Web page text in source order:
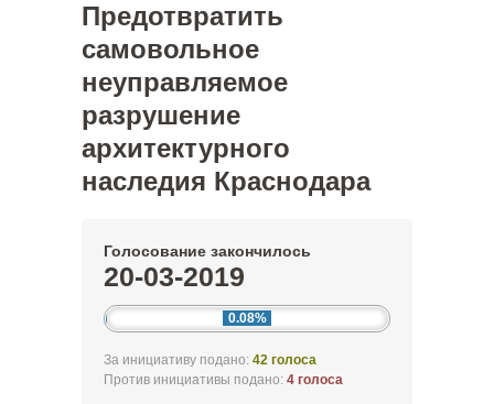
Предотвратить
самовольное
неуправляемое
разрушение
архитектурного
наследия Краснодара
Голосование закончилось
20-03-2019
0.08%
За инициативу подано: 42 голоса
Против инициативы подано: 4 голоса